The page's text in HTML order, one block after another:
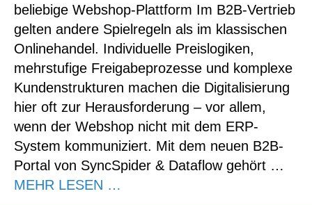
beliebige Webshop-Plattform Im B2B-Vertrieb
gelten andere Spielregeln als im klassischen
Onlinehandel. Individuelle Preislogiken,
mehrstufige Freigabeprozesse und komplexe
Kundenstrukturen machen die Digitalisierung
hier oft zur Herausforderung – vor allem,
wenn der Webshop nicht mit dem ERP-
System kommuniziert. Mit dem neuen B2B-
Portal von SyncSpider & Dataflow gehört …
MEHR LESEN …